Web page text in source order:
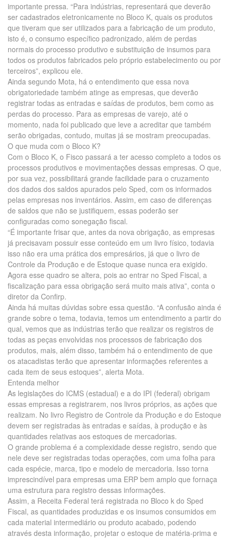
importante pressa. “Para indústrias, representará que deverão
ser cadastrados eletronicamente no Bloco K, quais os produtos
que tiveram que ser utilizados para a fabricação de um produto,
isto é, o consumo específico padronizado, além de perdas
normais do processo produtivo e substituição de insumos para
todos os produtos fabricados pelo próprio estabelecimento ou por
terceiros”, explicou ele.
Ainda segundo Mota, há o entendimento que essa nova
obrigatoriedade também atinge as empresas, que deverão
registrar todas as entradas e saídas de produtos, bem como as
perdas do processo. Para as empresas de varejo, até o
momento, nada foi publicado que leve a acreditar que também
serão obrigadas, contudo, muitas já se mostram preocupadas.
O que muda com o Bloco K?
Com o Bloco K, o Fisco passará a ter acesso completo a todos os
processos produtivos e movimentações dessas empresas. O que,
por sua vez, possibilitará grande facilidade para o cruzamento
dos dados dos saldos apurados pelo Sped, com os informados
pelas empresas nos inventários. Assim, em caso de diferenças
de saldos que não se justifiquem, essas poderão ser
configuradas como sonegação fiscal.
“É importante frisar que, antes da nova obrigação, as empresas
já precisavam possuir esse conteúdo em um livro físico, todavia
isso não era uma prática dos empresários, já que o livro de
Controle da Produção e de Estoque quase nunca era exigido.
Agora esse quadro se altera, pois ao entrar no Sped Fiscal, a
fiscalização para essa obrigação será muito mais ativa”, conta o
diretor da Confirp.
Ainda há muitas dúvidas sobre essa questão. “A confusão ainda é
grande sobre o tema, todavia, temos um entendimento a partir do
qual, vemos que as indústrias terão que realizar os registros de
todas as peças envolvidas nos processos de fabricação dos
produtos, mais, além disso, também há o entendimento de que
os atacadistas terão que apresentar informações referentes a
cada item de seus estoques”, alerta Mota.
Entenda melhor
As legislações do ICMS (estadual) e a do IPI (federal) obrigam
essas empresas a registrarem, nos livros próprios, as ações que
realizam. No livro Registro de Controle da Produção e do Estoque
devem ser registradas às entradas e saídas, à produção e às
quantidades relativas aos estoques de mercadorias.
O grande problema é a complexidade desse registro, sendo que
nele deve ser registradas todas operações, com uma folha para
cada espécie, marca, tipo e modelo de mercadoria. Isso torna
imprescindível para empresas uma ERP bem amplo que fornaça
uma estrutura para registro dessas informações.
Assim, a Receita Federal terá registrada no Bloco k do Sped
Fiscal, as quantidades produzidas e os insumos consumidos em
cada material intermediário ou produto acabado, podendo
através desta informação, projetar o estoque de matéria-prima e